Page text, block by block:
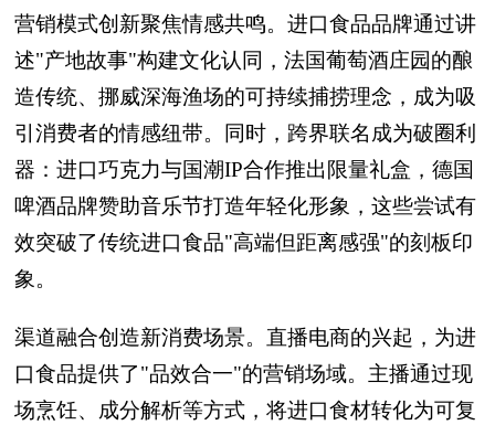
营销模式创新聚焦情感共鸣。进口食品品牌通过讲
述"产地故事"构建文化认同，法国葡萄酒庄园的酿
造传统、挪威深海渔场的可持续捕捞理念，成为吸
引消费者的情感纽带。同时，跨界联名成为破圈利
器：进口巧克力与国潮IP合作推出限量礼盒，德国
啤酒品牌赞助音乐节打造年轻化形象，这些尝试有
效突破了传统进口食品"高端但距离感强"的刻板印
象。
渠道融合创造新消费场景。直播电商的兴起，为进
口食品提供了"品效合一"的营销场域。主播通过现
场烹饪、成分解析等方式，将进口食材转化为可复